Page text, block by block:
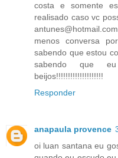
costa e somente
realisado caso vc
menos conversa
sabendo que estou
sabendo que
beijos!!!!!!!!!!!!!!!!!!!!
Responder
anapaula provence
oi luan santana eu